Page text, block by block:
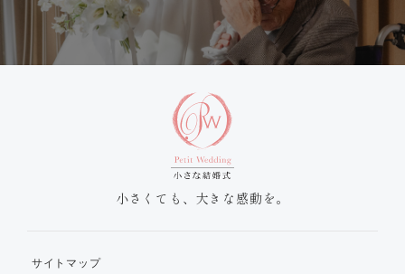
小さくても、大きな感動を。
サイトマップ